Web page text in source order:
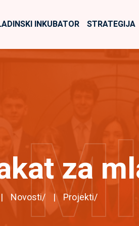
INKUBATOR STRATEGIJA
za
Novosti/ Projekti/